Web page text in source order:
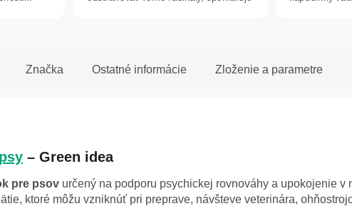
Značka Ostatné informácie Zloženie a parametre
psy – Green idea
pre psov určený na podporu psychickej rovnováhy a upokojenie
ktoré môžu vzniknúť pri preprave, návšteve veterinára,